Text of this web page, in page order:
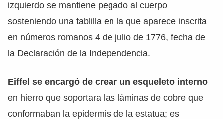
izquierdo se mantiene pegado al cuerpo
sosteniendo una tablilla en la que aparece inscrita
en números romanos 4 de julio de 1776, fecha de
la Declaración de la Independencia.
Eiffel se encargó de crear un esqueleto interno
en hierro que soportara las láminas de cobre que
conformaban la epidermis de la estatua; es